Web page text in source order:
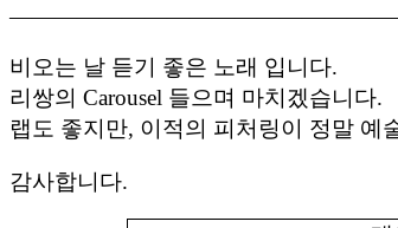
비오는 날 듣기 좋은 노래 입니다.
리쌍의 Carousel 들으며 마치겠습니다.
랩도 좋지만, 이적의 피처링이 정말 예
감사합니다.